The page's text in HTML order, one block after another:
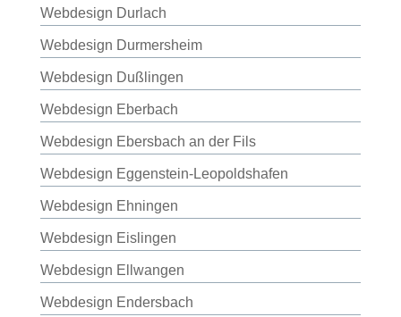
Webdesign Durlach
Webdesign Durmersheim
Webdesign Dußlingen
Webdesign Eberbach
Webdesign Ebersbach an der Fils
Webdesign Eggenstein-Leopoldshafen
Webdesign Ehningen
Webdesign Eislingen
Webdesign Ellwangen
Webdesign Endersbach